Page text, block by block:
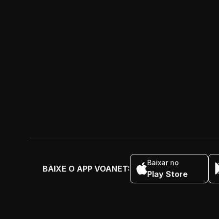
BAIXE O APP VOANET:
Baixar no
Play Store